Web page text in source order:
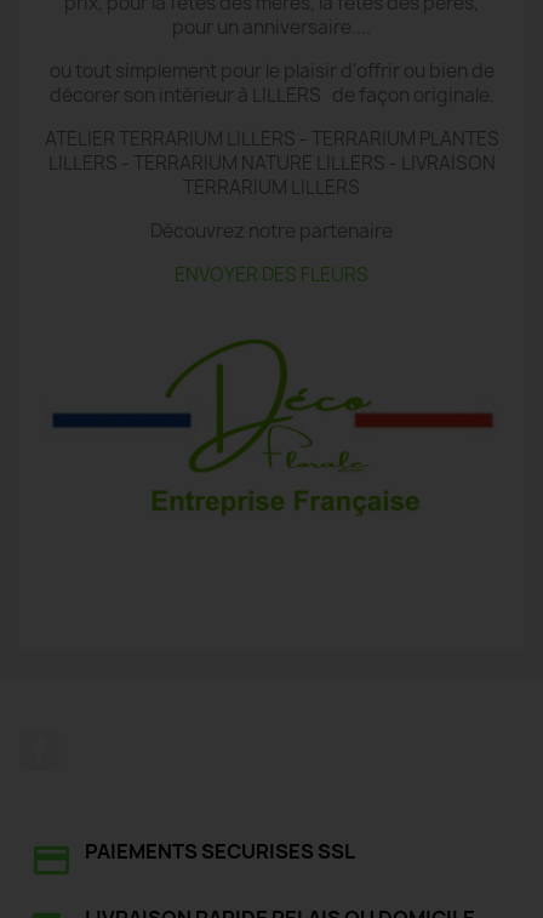
pour un anniversaire....
ou tout simplement pour le plaisir d'offrir ou bien de
décorer son intérieur à LILLERS de façon originale.
ATELIER TERRARIUM LILLERS - TERRARIUM PLANTES
LILLERS - TERRARIUM NATURE LILLERS - LIVRAISON
TERRARIUM LILLERS
Découvrez notre partenaire
ENVOYER DES FLEURS
PAIEMENTS SECURISES SSL